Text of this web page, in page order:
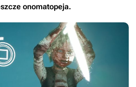
onomatopeja.